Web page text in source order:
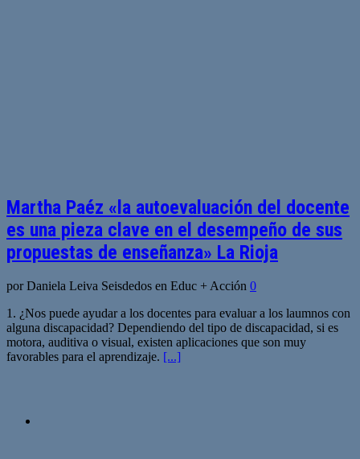
Martha Paéz «la autoevaluación del docente
es una pieza clave en el desempeño de sus
propuestas de enseñanza» La Rioja
por Daniela Leiva Seisdedos en Educ + Acción 0
1. ¿Nos puede ayudar a los docentes para evaluar a los laumnos con
alguna discapacidad? Dependiendo del tipo de discapacidad, si es
motora, auditiva o visual, existen aplicaciones que son muy
favorables para el aprendizaje. [...]